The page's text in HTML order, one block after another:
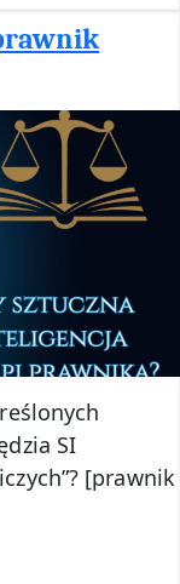
SI
[prawnik